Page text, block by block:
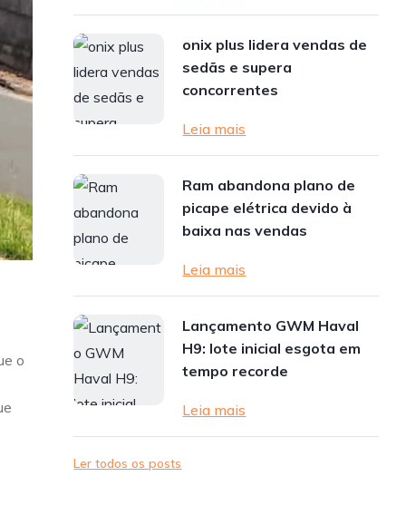
o
onix plus lidera vendas de
sedãs e supera
concorrentes
Leia mais
Ram abandona plano de
picape elétrica devido à
baixa nas vendas
Leia mais
Lançamento GWM Haval
H9: lote inicial esgota em
tempo recorde
Leia mais
Ler todos os posts